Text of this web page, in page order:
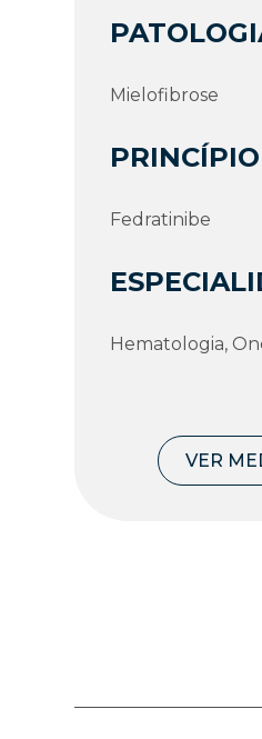
Mielofibrose
Fedratinibe
Hematologia,
VER